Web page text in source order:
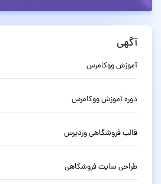
آگهی
آموزش ووکامرس
دوره آموزش ووکامرس
قالب فروشگاهی وردپرس
طراحی سایت فروشگاهی